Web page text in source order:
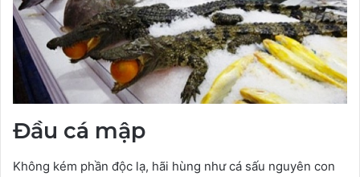
Đầu cá mập
Không kém phần độc lạ, hãi hùng như cá sấu nguyên con